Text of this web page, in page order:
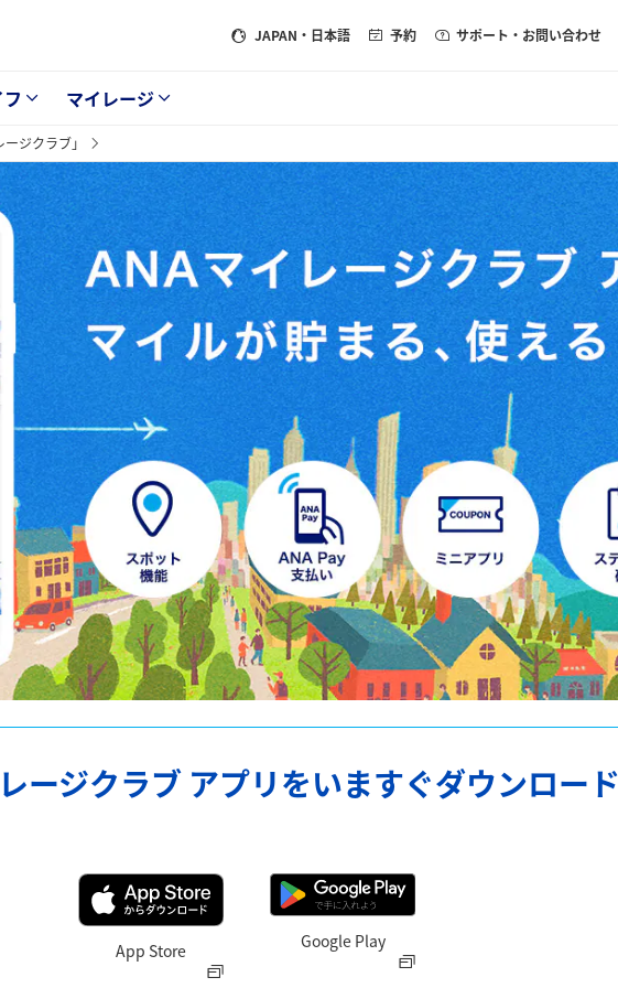
JAPAN ・日本語 予約 サポート・お問い合わせ
マイレージ
ジクラブ」
ージクラブ アプリをいますぐダウンロード
App Store Google Play